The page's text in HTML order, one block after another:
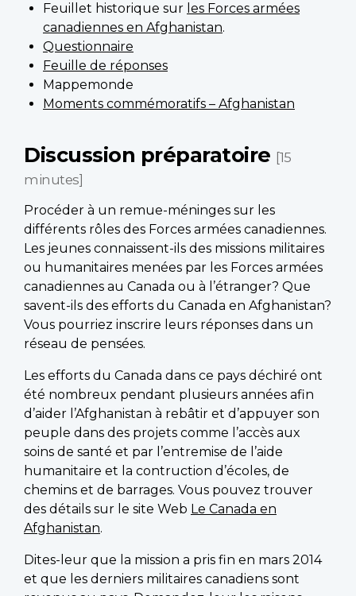
Feuillet historique sur les Forces armées
canadiennes en Afghanistan.
Questionnaire
Feuille de réponses
Mappemonde
Moments commémoratifs – Afghanistan
Discussion préparatoire [15
minutes]
Procéder à un remue-méninges sur les
différents rôles des Forces armées canadiennes.
Les jeunes connaissent-ils des missions militaires
ou humanitaires menées par les Forces armées
canadiennes au Canada ou à l’étranger? Que
savent-ils des efforts du Canada en Afghanistan?
Vous pourriez inscrire leurs réponses dans un
réseau de pensées.
Les efforts du Canada dans ce pays déchiré ont
été nombreux pendant plusieurs années afin
d’aider l’Afghanistan à rebâtir et d’appuyer son
peuple dans des projets comme l’accès aux
soins de santé et par l’entremise de l’aide
humanitaire et la contruction d’écoles, de
chemins et de barrages. Vous pouvez trouver
des détails sur le site Web Le Canada en
Afghanistan.
Dites-leur que la mission a pris fin en mars 2014
et que les derniers militaires canadiens sont